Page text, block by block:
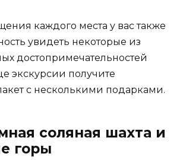
каждого места у вас также
увидеть некоторые из
достопримечательностей
экскурсии получите
с несколькими подарками.
соляная шахта и
горы